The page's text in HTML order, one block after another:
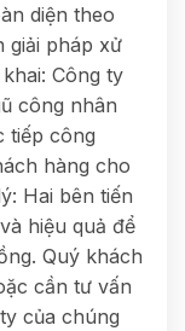
diện theo
giải pháp xử
Công ty
công nhân
tiếp công
hàng cho
Hai bên tiến
hiệu quả để
Quý khách
cần tư vấn
của chúng